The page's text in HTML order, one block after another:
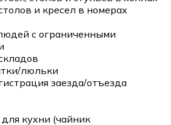
и кресел в номерах
с ограниченными
люльки
заезда/отъезда
кухни (чайник